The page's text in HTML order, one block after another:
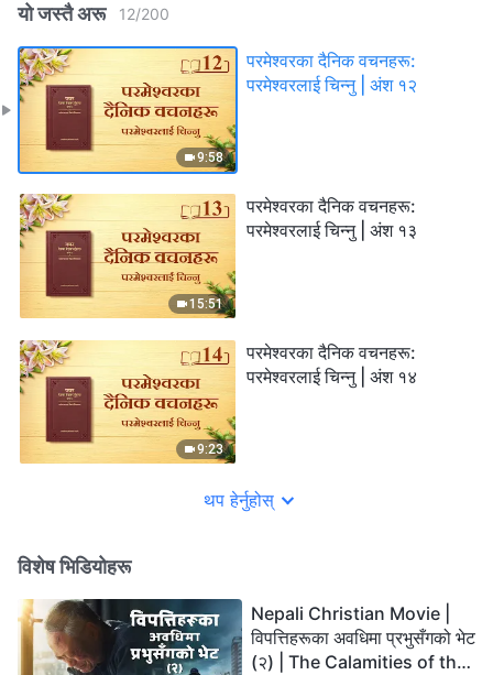
यो जस्तै अरू 12/200
9:58
परमेश्‍वरका दैनिक वचनहरू:
परमेश्‍वरलाई चिन्‍नु | अंश १२
15:51
परमेश्‍वरका दैनिक वचनहरू:
परमेश्‍वरलाई चिन्‍नु | अंश १३
9:23
परमेश्‍वरका दैनिक वचनहरू:
परमेश्‍वरलाई चिन्‍नु | अंश १४
थप हेर्नुहोस्
विशेष भिडियोहरू
Nepali Christian Movie |
विपत्तिहरूका अवधिमा प्रभुसँगको भेट
(२) | The Calamities of the